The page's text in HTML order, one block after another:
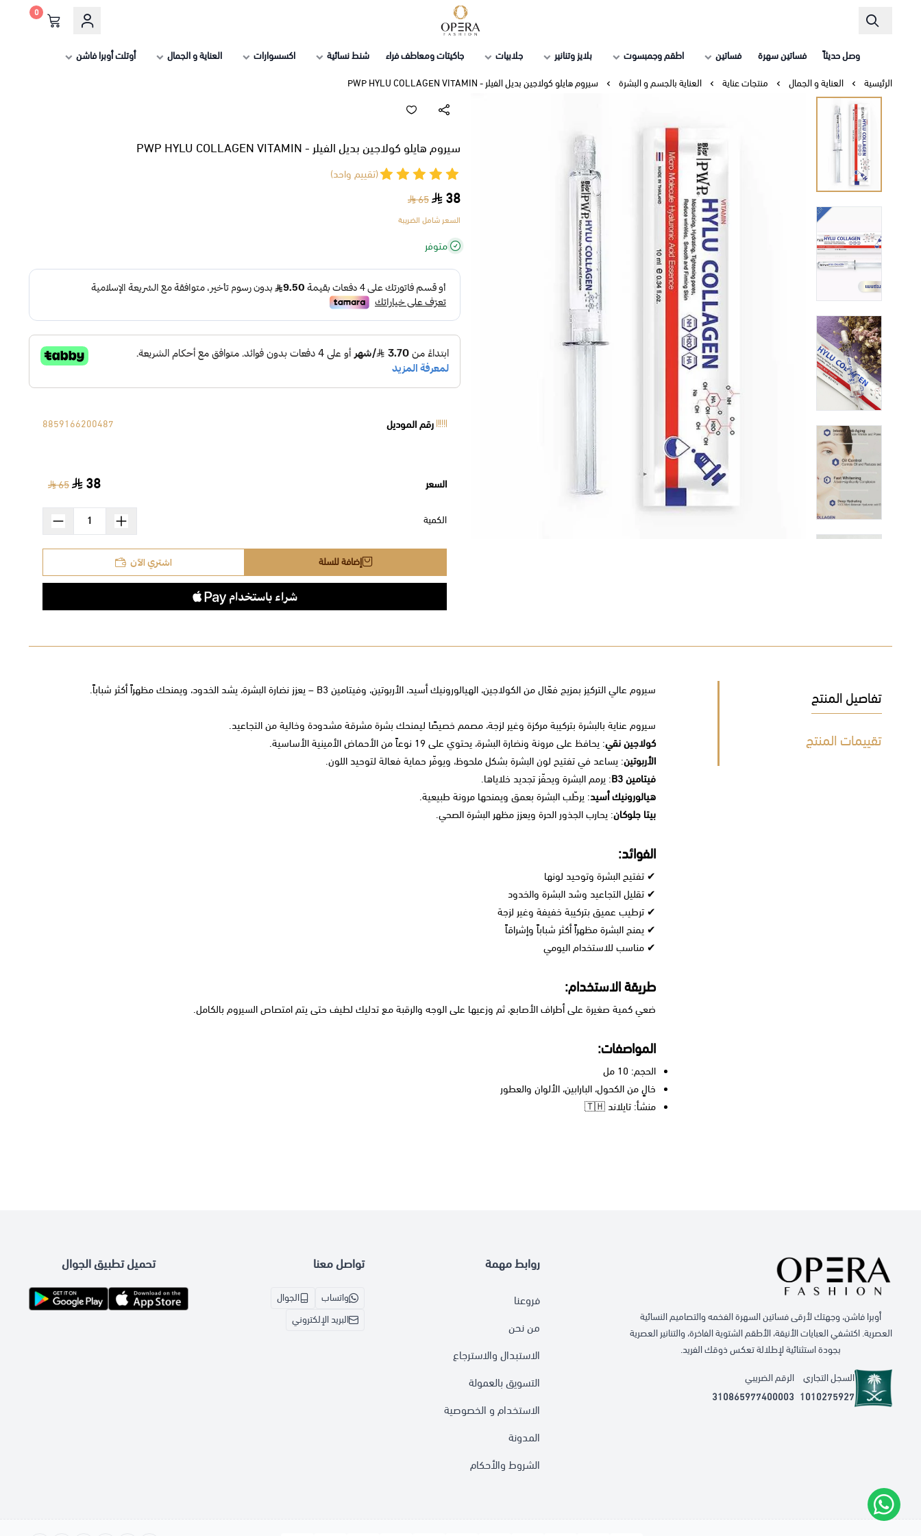
أوبرا فاشن
0
وصل حديثاً فساتين سهرة فساتين اطقم وجمبسوت بلايز وتنانير جلابيات جاكيتات ومعاطف فراء شنط نسائية اكسسوارات العناية و الجمال
أوتلت أوبرا فاشن
الرئيسية
العناية و الجمال منتجات عناية العناية بالجسم و البشرة سيروم هايلو كولاجين بديل الفيلر - PWP HYLU COLLAGEN VITAMIN
سيروم هايلو كولاجين بديل الفيلر - PWP HYLU COLLAGEN VITAMIN
(تقييم واحد)
38
65
السعر شامل الضريبة
متوفر
رقم الموديل 8859166200487
السعر 38
65
الكمية
إضافة للسلة اشتري الآن
تفاصيل المنتج
تقييمات المنتج
سيروم عالي التركيز بمزيج فعّال من الكولاجين، الهيالورونيك أسيد، الأربوتين، وفيتامين B3 – يعزز نضارة البشرة، يشد الخدود، ويمنحك مظهراً أكثر شباباً.
سيروم عناية بالبشرة بتركيبة مركزة وغير لزجة، مصمم خصيصًا ليمنحك بشرة مشرقة مشدودة وخالية من التجاعيد.
كولاجين نقي: يحافظ على مرونة ونضارة البشرة، يحتوي على 19 نوعاً من الأحماض الأمينية الأساسية.
الأربوتين: يساعد في تفتيح لون البشرة بشكل ملحوظ، ويوفّر حماية فعالة لتوحيد اللون.
فيتامين B3
: يرمم البشرة ويحفّز تجديد خلاياها.
هيالورونيك أسيد: يرطّب البشرة بعمق ويمنحها مرونة طبيعية.
بيتا جلوكان: يحارب الجذور الحرة ويعزز مظهر البشرة الصحي.
الفوائد:
✔ تفتيح البشرة وتوحيد لونها
✔ تقليل التجاعيد وشد البشرة والخدود
✔ ترطيب عميق بتركيبة خفيفة وغير لزجة
✔ يمنح البشرة مظهراً أكثر شباباً وإشراقاً
✔ مناسب للاستخدام اليومي
طريقة الاستخدام:
ضعي كمية صغيرة على أطراف الأصابع، ثم وزعيها على الوجه والرقبة مع تدليك لطيف حتى يتم امتصاص السيروم بالكامل.
المواصفات:
الحجم: 10 مل
خالٍ من الكحول، البارابين، الألوان والعطور
منشأ: تايلاند 🇹🇭
أوبرا فاشن، وجهتك لأرقى فساتين السهرة الفخمه والتصاميم النسائية
العصرية. اكتشفي العبايات الأنيقة، الأطقم الشتوية الفاخرة، والتنانير العصرية
بجودة استثنائية لإطلالة تعكس ذوقك الفريد.
السجل التجاري
1010275927
الرقم الضريبي
310865977400003
روابط مهمة
فروعنا
من نحن
الاستبدال والاسترجاع
التسويق بالعمولة
الاستخدام و الخصوصية
المدونة
الشروط والأحكام
تواصل معنا
واتساب
الجوال
البريد الإلكتروني
تحميل تطبيق الجوال